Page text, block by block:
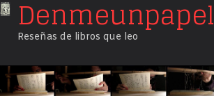
Saltar
Reseñas de libros que leo